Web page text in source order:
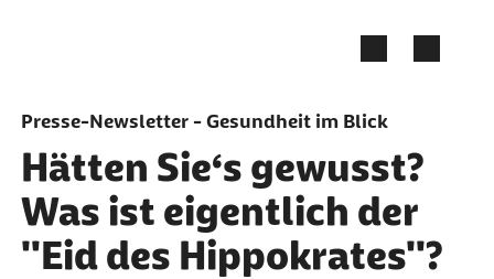
Presse-Newsletter - Gesundheit im Blick
Hätten Sie‘s gewusst?
Was ist eigentlich der
"Eid des Hippokrates"?